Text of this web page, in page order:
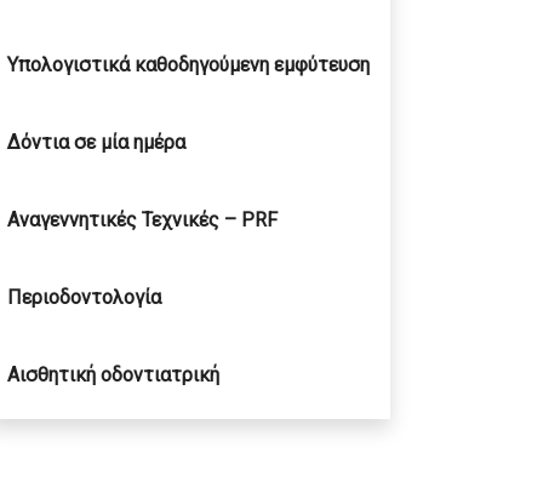
Υπολογιστικά καθοδηγούμενη εμφύτευση
Δόντια σε μία ημέρα
Αναγεννητικές Τεχνικές – PRF
Περιοδοντολογία
Αισθητική οδοντιατρική